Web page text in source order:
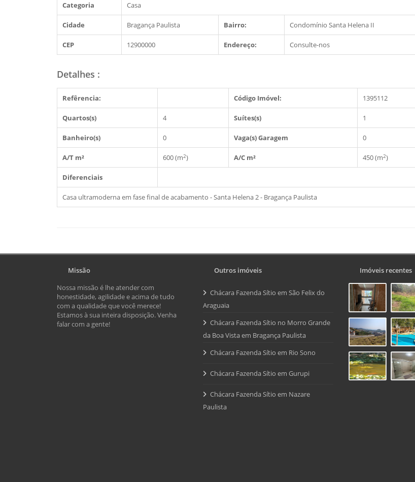
Categoria Casa
Cidade Bragança Paulista Bairro: Condomínio Santa Helena II
CEP 12900000 Endereço: Consulte-nos
Detalhes :
Refêrencia: Código Imóvel: 1395112
Quartos(s) 4 Suítes(s) 1
Banheiro(s) 0 Vaga(s) Garagem 0
A/T m² 600 (m2) A/C m² 450 (m2)
Diferenciais
Casa ultramoderna em fase final de acabamento - Santa Helena 2 - Bragança Paulista
Missão
Nossa missão é lhe atender com
honestidade, agilidade e acima de tudo
com a qualidade que você merece!
Estamos à sua inteira disposição. Venha
falar com a gente!
Outros imóveis
Chácara Fazenda Sítio em São Felix do
Araguaia
Chácara Fazenda Sítio no Morro Grande
da Boa Vista em Bragança Paulista
Chácara Fazenda Sítio em Rio Sono
Chácara Fazenda Sítio em Gurupi
Chácara Fazenda Sítio em Nazare
Paulista
Imóveis recentes